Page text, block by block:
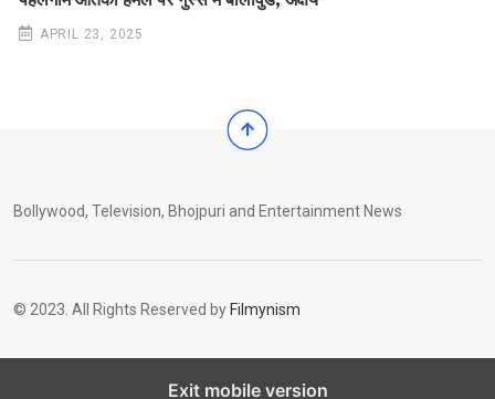
APRIL 23, 2025
Bollywood, Television, Bhojpuri and Entertainment News
© 2023. All Rights Reserved by Filmynism
Exit mobile version